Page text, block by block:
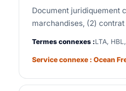
Document juridiquement
marchandises, (2)
Termes connexes :LTA,
Service connexe : Ocean